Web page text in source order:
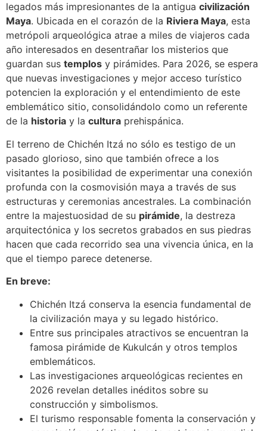
legados más impresionantes de la antigua civilización
Maya. Ubicada en el corazón de la Riviera Maya, esta
metrópoli arqueológica atrae a miles de viajeros cada
año interesados en desentrañar los misterios que
guardan sus templos y pirámides. Para 2026, se espera
que nuevas investigaciones y mejor acceso turístico
potencien la exploración y el entendimiento de este
emblemático sitio, consolidándolo como un referente
de la historia y la cultura prehispánica.
El terreno de Chichén Itzá no sólo es testigo de un
pasado glorioso, sino que también ofrece a los
visitantes la posibilidad de experimentar una conexión
profunda con la cosmovisión maya a través de sus
estructuras y ceremonias ancestrales. La combinación
entre la majestuosidad de su pirámide, la destreza
arquitectónica y los secretos grabados en sus piedras
hacen que cada recorrido sea una vivencia única, en la
que el tiempo parece detenerse.
En breve:
Chichén Itzá conserva la esencia fundamental de
la civilización maya y su legado histórico.
Entre sus principales atractivos se encuentran la
famosa pirámide de Kukulcán y otros templos
emblemáticos.
Las investigaciones arqueológicas recientes en
2026 revelan detalles inéditos sobre su
construcción y simbolismos.
El turismo responsable fomenta la conservación y